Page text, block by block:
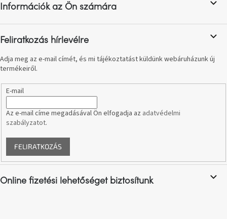
megünneplése
kedvenceid
Hírek
Hoorns
e-
utalványok
kollekció
é
c
Információk az Ön számára
Feliratkozás hírlevélre
Adja meg az e-mail címét, és mi tájékoztatást küldünk webáruházunk új
termékeiről.
E-mail
Az e-mail címe megadásával Ön elfogadja az adatvédelmi
szabályzatot.
FELIRATKOZÁS
Online fizetési lehetőséget biztosítunk